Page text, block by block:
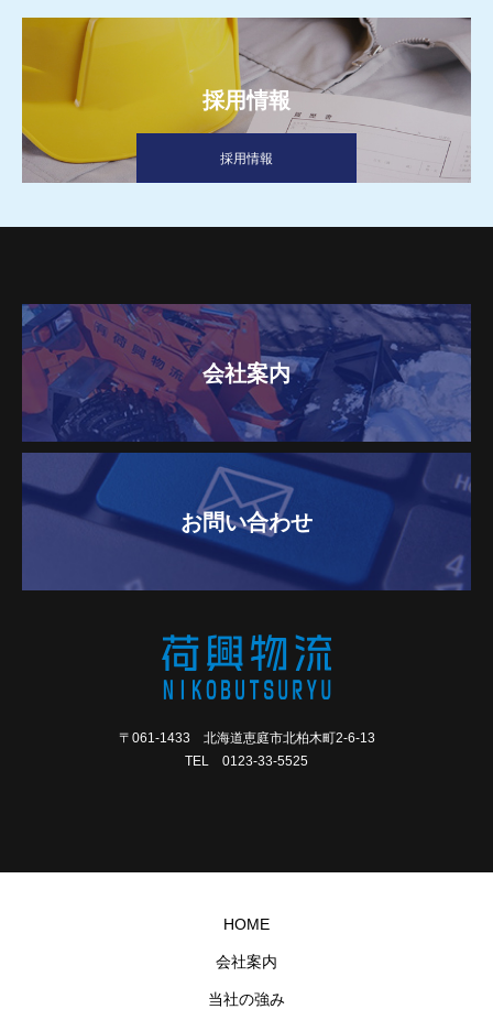
採用情報
採用情報
会社案内
お問い合わせ
〒061-1433 北海道恵庭市北柏木町2-6-13
TEL 0123-33-5525
HOME
会社案内
当社の強み